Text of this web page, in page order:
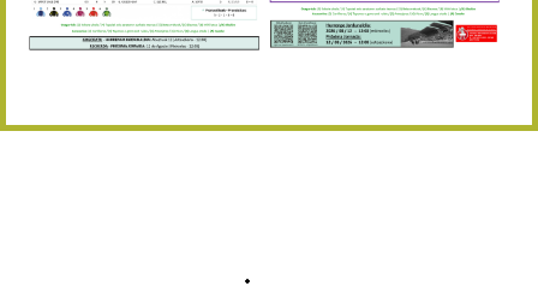
15/08 17:05 Abuztuaren 15a / 15 de
30/08 17:30 Abuztuaren 30a / 30 de